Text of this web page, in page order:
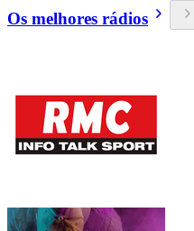
Os melhores rádios